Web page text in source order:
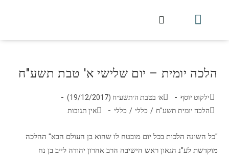
הלכה יומית – יום שלישי א' טבת תשע"ח
ילקוט יוסף
א׳ בטבת ה׳תשע״ח (19/12/2017)
הלכה יומית תשע"ח / כללי / כללי אין תגובות
"כל השונה הלכות בכל יום מובטח לו שהוא בן העולם הבא" ההלכה
מוקדשת לע"נ הגאון ראש הישיבה הרב אהרון יהודה לייב בן נח